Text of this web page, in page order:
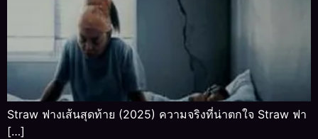
Straw ฟางเส้นสุดท้าย (2025) ความจริงที่น่าตกใจ Straw ฟา
[…]